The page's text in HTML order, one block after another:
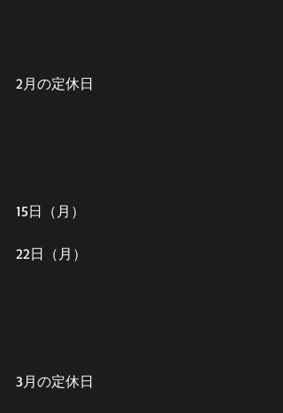
2月の定休日
15日（月）
22日（月）
3月の定休日